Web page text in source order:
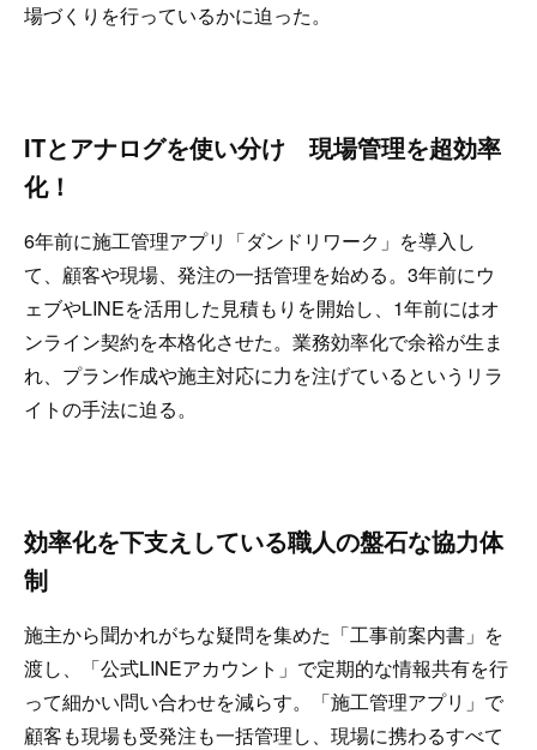
場づくりを行っているかに迫った。
ITとアナログを使い分け 現場管理を超効率
化！
6年前に施工管理アプリ「ダンドリワーク」を導入し
て、顧客や現場、発注の一括管理を始める。3年前にウ
ェブやLINEを活用した見積もりを開始し、1年前にはオ
ンライン契約を本格化させた。業務効率化で余裕が生ま
れ、プラン作成や施主対応に力を注げているというリラ
イトの手法に迫る。
効率化を下支えしている職人の盤石な協力体
制
施主から聞かれがちな疑問を集めた「工事前案内書」を
渡し、「公式LINEアカウント」で定期的な情報共有を行
って細かい問い合わせを減らす。「施工管理アプリ」で
顧客も現場も受発注も一括管理し、現場に携わるすべて